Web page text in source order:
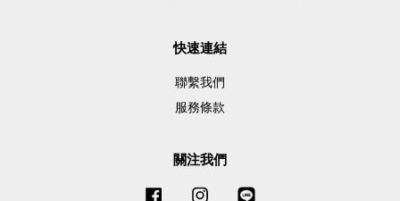
快速連結
聯繫我們
服務條款
關注我們
Facebook Instagram